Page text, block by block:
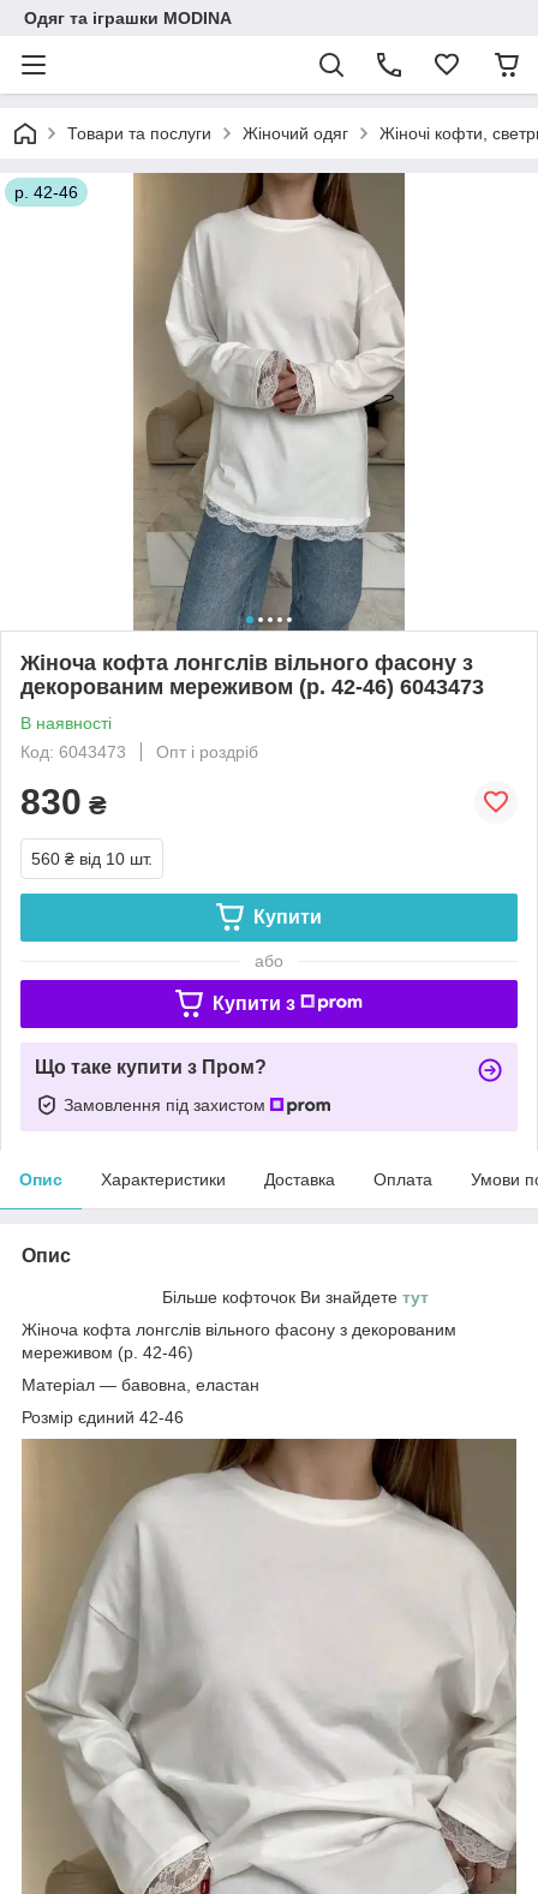
Одяг та іграшки MODINA
Товари та послуги Жіночий одяг Жіночі кофти,
р. 42-46
Жіноча кофта лонгслів вільного фасону з
декорованим мереживом (р. 42-46) 6043473
В наявності
Код: 6043473
Опт і роздріб
830 ₴
560 ₴ від 10 шт.
Купити
або
Купити з
Що таке купити з Пром?
Замовлення під захистом
Опис Характеристики Доставка Оплата Умови
Опис
Більше кофточок Ви знайдете тут
Жіноча кофта лонгслів вільного фасону з декорованим
мереживом (р. 42-46)
Матеріал — бавовна, еластан
Розмір єдиний 42-46